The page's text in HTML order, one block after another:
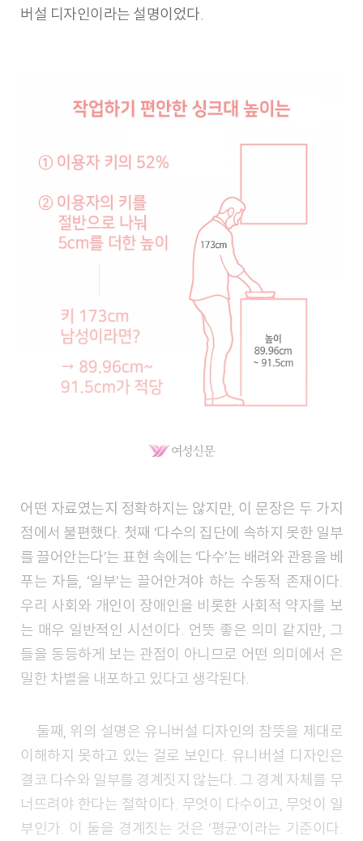
버설 디자인이라는 설명이었다.
어떤 자료였는지 정확하지는 않지만, 이 문장은 두 가지
점에서 불편했다. 첫째 ‘다수의 집단에 속하지 못한 일부
를 끌어안는다’는 표현 속에는 ‘다수’는 배려와 관용을 베
푸는 자들, ‘일부’는 끌어안겨야 하는 수동적 존재이다.
우리 사회와 개인이 장애인을 비롯한 사회적 약자를 보
는 매우 일반적인 시선이다. 언뜻 좋은 의미 같지만, 그
들을 동등하게 보는 관점이 아니므로 어떤 의미에서 은
밀한 차별을 내포하고 있다고 생각된다.
둘째, 위의 설명은 유니버설 디자인의 참뜻을 제대로
이해하지 못하고 있는 걸로 보인다. 유니버설 디자인은
결코 다수와 일부를 경계짓지 않는다. 그 경계 자체를 무
너뜨려야 한다는 철학이다. 무엇이 다수이고, 무엇이 일
부인가. 이 둘을 경계짓는 것은 ‘평균’이라는 기준이다.